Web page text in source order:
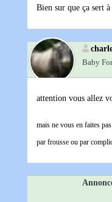
Bien sur que ça sert
Baby
attention vous allez
mais ne vous en faites
par frousse ou par